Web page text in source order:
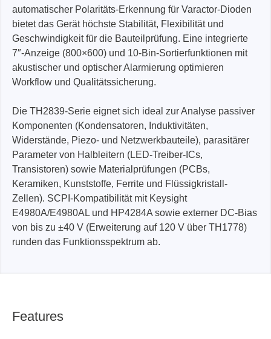
automatischer Polaritäts-Erkennung für Varactor-Dioden
bietet das Gerät höchste Stabilität, Flexibilität und
Geschwindigkeit für die Bauteilprüfung. Eine integrierte
7″-Anzeige (800×600) und 10-Bin-Sortierfunktionen mit
akustischer und optischer Alarmierung optimieren
Workflow und Qualitätssicherung.
Die TH2839-Serie eignet sich ideal zur Analyse passiver
Komponenten (Kondensatoren, Induktivitäten,
Widerstände, Piezo- und Netzwerkbauteile), parasitärer
Parameter von Halbleitern (LED-Treiber-ICs,
Transistoren) sowie Materialprüfungen (PCBs,
Keramiken, Kunststoffe, Ferrite und Flüssigkristall-
Zellen). SCPI-Kompatibilität mit Keysight
E4980A/E4980AL und HP4284A sowie externer DC-Bias
von bis zu ±40 V (Erweiterung auf 120 V über TH1778)
runden das Funktionsspektrum ab.
Features